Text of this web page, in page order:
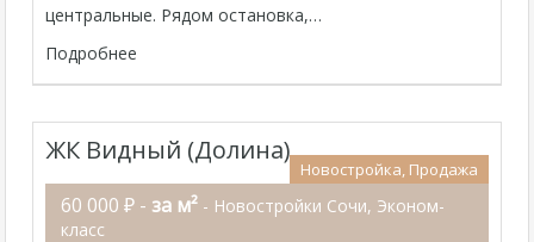
центральные. Рядом остановка,…
Подробнее
ЖК Видный (Долина)
Новостройка, Продажа
60 000 ₽ - за м² - Новостройки Сочи, Эконом-
класс